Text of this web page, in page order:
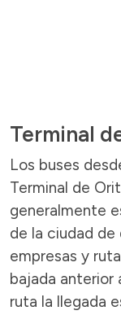
Terminal
Los buses
Terminal de
generalmente
de la ciudad de
empresas y
bajada anterior
ruta la llegada